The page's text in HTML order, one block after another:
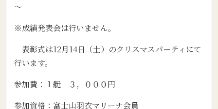
～
※成績発表会は行いません。
表彰式は12月14日（土）のクリスマスパーティにて
行います。
参加費：１艇 ３，０００円
参加資格：富士山羽衣マリーナ会員